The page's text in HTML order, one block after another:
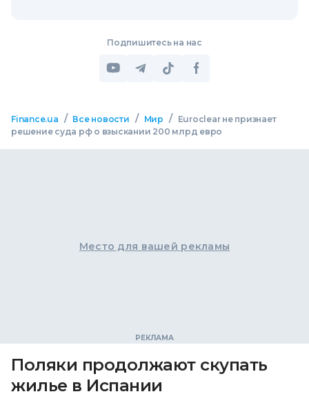
Подпишитесь на нас
Finance.ua / Все новости / Мир /
Euroclear не признает
решение суда рф о взыскании 200 млрд евро
Место для вашей рекламы
Поляки продолжают скупать
жилье в Испании